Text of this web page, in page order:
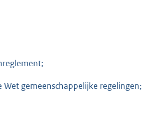
gemeenschappelijke regelingen;